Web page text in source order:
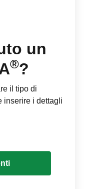
un
®?
il tipo di
inserire i dettagli